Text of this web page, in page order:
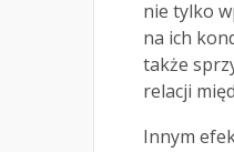
nie tylko
na ich
także
relacji
Innym